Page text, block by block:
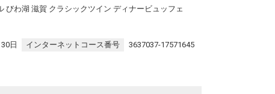
びわ湖 滋賀 クラシックツイン ディナービュッフェ
日 インターネットコース番号 3637037-17571645